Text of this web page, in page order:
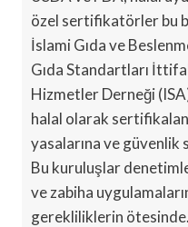
özel sertifikatörler bu
İslami Gıda ve
Gıda Standartları
Hizmetler Derneği
halal olarak
yasalarına ve güvenlik
Bu kuruluşlar
ve zabiha
gerekliliklerin ötesinde.